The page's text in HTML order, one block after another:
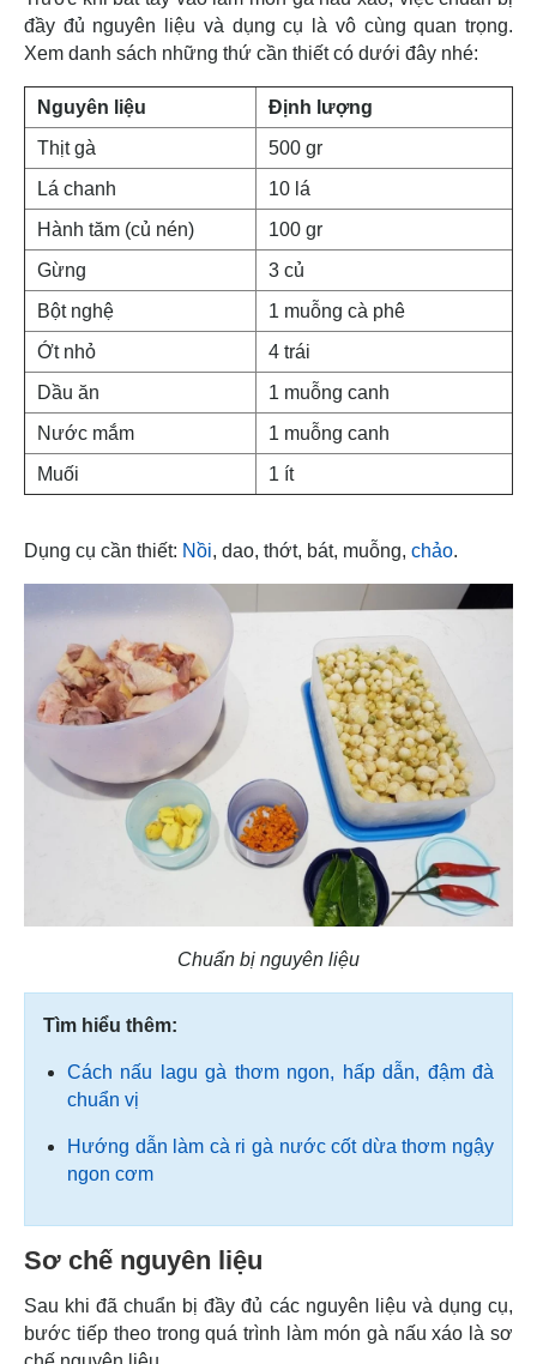
đầy đủ nguyên liệu và dụng cụ là vô cùng quan trọng.
Xem danh sách những thứ cần thiết có dưới đây nhé:
Nguyên liệu
Định lượng
Thịt gà
500 gr
Lá chanh
10 lá
Hành tăm (củ nén)
100 gr
Gừng
3 củ
Bột nghệ
1 muỗng cà phê
Ớt nhỏ
4 trái
Dầu ăn
1 muỗng canh
Nước mắm
1 muỗng canh
Muối
1 ít
Dụng cụ cần thiết: Nồi, dao, thớt, bát, muỗng, chảo.
Chuẩn bị nguyên liệu
Tìm hiểu thêm:
Cách nấu lagu gà thơm ngon, hấp dẫn, đậm đà
chuẩn vị
Hướng dẫn làm cà ri gà nước cốt dừa thơm ngậy
ngon cơm
Sơ chế nguyên liệu
Sau khi đã chuẩn bị đầy đủ các nguyên liệu và dụng cụ,
bước tiếp theo trong quá trình làm món gà nấu xáo là sơ